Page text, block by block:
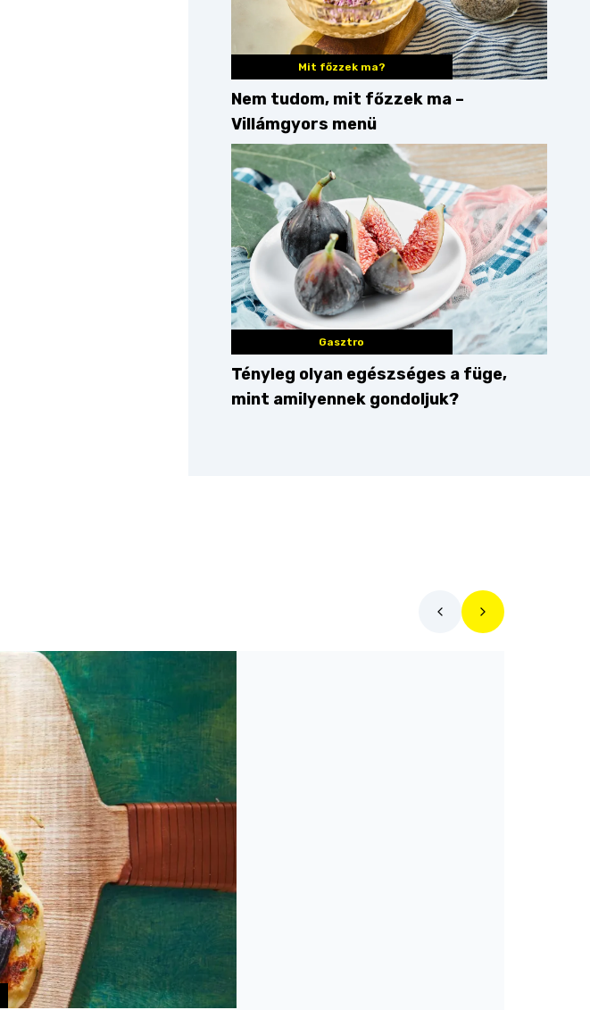
Mit főzzek ma?
Nem tudom, mit főzzek ma –
Villámgyors menü
Gasztro
Tényleg olyan egészséges a füge,
mint amilyennek gondoljuk?